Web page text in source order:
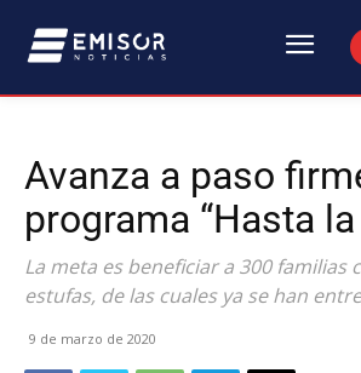
Avanza a paso
programa “Hasta
La meta es beneficiar a 300 familias
estufas, de las cuales ya se han
9 de marzo de 2020